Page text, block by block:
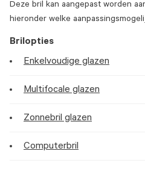
Deze bril kan aangepast worden
hieronder welke
Brilopties
Enkelvoudige glazen
Multifocale glazen
Zonnebril glazen
Computerbril